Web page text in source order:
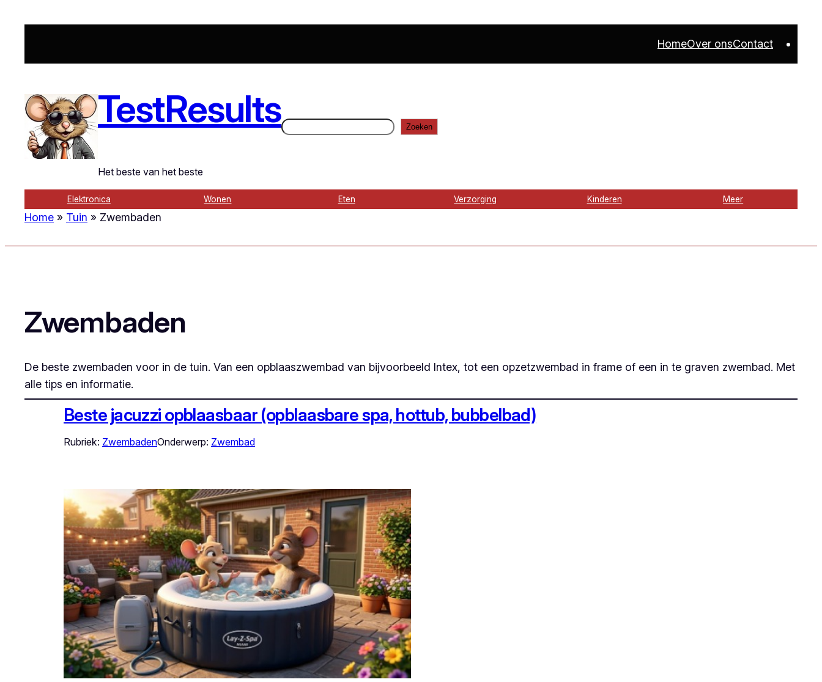
HomeOver onsContact
TestResults
Het beste van het beste
Zoeken Zoeken
Elektronica Wonen Eten Verzorging Kinderen Meer
Home » Tuin » Zwembaden
Zwembaden
De beste zwembaden voor in de tuin. Van een opblaaszwembad van bijvoorbeeld Intex, tot een opzetzwembad in frame of een in te graven zwembad. Met
alle tips en informatie.
Beste jacuzzi opblaasbaar (opblaasbare spa, hottub, bubbelbad)
Rubriek: ZwembadenOnderwerp: Zwembad